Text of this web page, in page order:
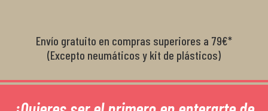
Envío gratuito en compras superiores a 79€*
(Excepto neumáticos y kit de plásticos)